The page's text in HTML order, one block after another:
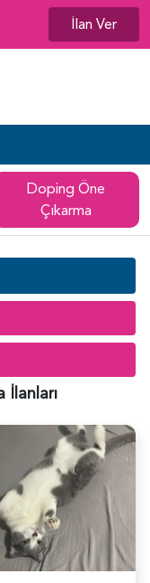
İlan Ver
Doping Öne
Çıkarma
İlanları